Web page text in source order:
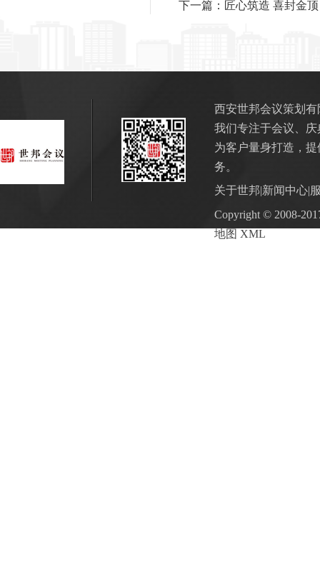
下一篇：匠心筑造 喜封金
西安世邦会议策划有
我们专注于会议、
为客户量身打造，
务。
关于世邦|新闻中心|
Copyright © 2008-
地图 XML